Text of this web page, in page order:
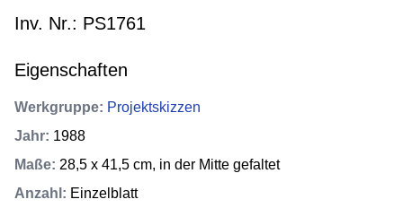
Inv. Nr.: PS1761
Eigenschaften
Werkgruppe: Projektskizzen
Jahr: 1988
Maße: 28,5 x 41,5 cm, in der Mitte gefaltet
Anzahl : Einzelblatt